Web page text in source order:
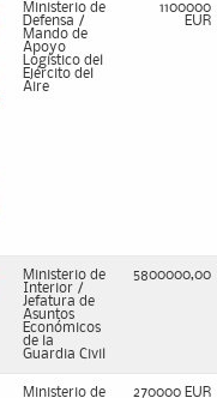
Ministerio de
Defensa /
Mando de
Apoyo
Logístico del
Ejército del
Aire
1100000
EUR
Ministerio de
Interior /
Jefatura de
Asuntos
Económicos
de la
Guardia Civil
5800000,00
Ministerio de
270000 EUR